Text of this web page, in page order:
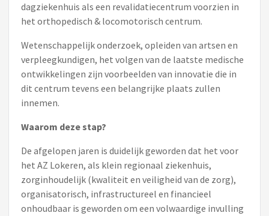
dagziekenhuis als een revalidatiecentrum voorzien in
het orthopedisch & locomotorisch centrum.
Wetenschappelijk onderzoek, opleiden van artsen en
verpleegkundigen, het volgen van de laatste medische
ontwikkelingen zijn voorbeelden van innovatie die in
dit centrum tevens een belangrijke plaats zullen
innemen.
Waarom deze stap?
De afgelopen jaren is duidelijk geworden dat het voor
het AZ Lokeren, als klein regionaal ziekenhuis,
zorginhoudelijk (kwaliteit en veiligheid van de zorg),
organisatorisch, infrastructureel en financieel
onhoudbaar is geworden om een volwaardige invulling